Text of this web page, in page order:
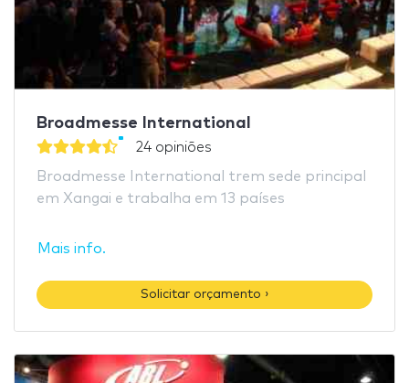
Broadmesse International
24 opiniões
Broadmesse International trem sede principal
em Xangai e trabalha em 13 países
Mais info.
Solicitar orçamento ›